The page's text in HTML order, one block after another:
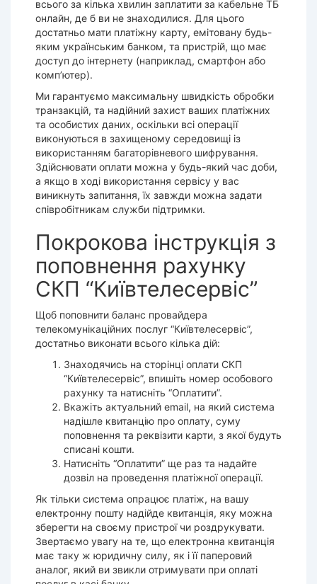
всього за кілька хвилин заплатити за кабельне ТБ
онлайн, де б ви не знаходилися. Для цього
достатньо мати платіжну карту, емітовану будь-
яким українським банком, та пристрій, що має
доступ до інтернету (наприклад, смартфон або
комп’ютер).
Ми гарантуємо максимальну швидкість обробки
транзакцій, та надійний захист ваших платіжних
та особистих даних, оскільки всі операції
виконуються в захищеному середовищі із
використанням багаторівневого шифрування.
Здійснювати оплати можна у будь-який час доби,
а якщо в ході використання сервісу у вас
виникнуть запитання, їх завжди можна задати
співробітникам служби підтримки.
Покрокова інструкція з
поповнення рахунку
СКП “Київтелесервіс”
Щоб поповнити баланс провайдера
телекомунікаційних послуг “Київтелесервіс”,
достатньо виконати всього кілька дій:
Знаходячись на сторінці оплати СКП
“Київтелесервіс”, впишіть номер особового
рахунку та натисніть “Оплатити”.
Вкажіть актуальний email, на який система
надішле квитанцію про оплату, суму
поповнення та реквізити карти, з якої будуть
списані кошти.
Натисніть “Оплатити” ще раз та надайте
дозвіл на проведення платіжної операції.
Як тільки система опрацює платіж, на вашу
електронну пошту надійде квитанція, яку можна
зберегти на своєму пристрої чи роздрукувати.
Звертаємо увагу на те, що електронна квитанція
має таку ж юридичну силу, як і її паперовий
аналог, який ви звикли отримувати при оплаті